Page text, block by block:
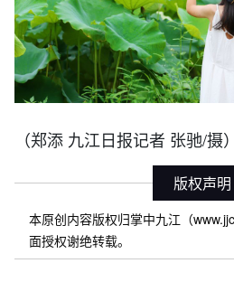
（郑添 九江日报记者 张驰/摄）
版权声明
本原创内容版权归掌中九江（
面授权谢绝转载。